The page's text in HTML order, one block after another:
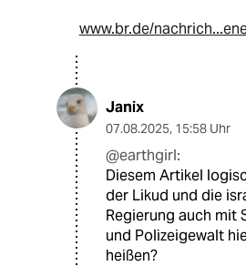
www.br.de/
Janix
07.08.2025, 15:58 Uhr
@earthgirl:
Diesem Artikel
der Likud und die
Regierung auch mit
und Polizeigewalt
heißen?